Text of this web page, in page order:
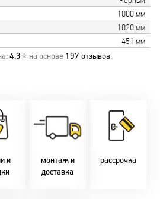
1000 мм
1020 мм
451 мм
4.3⭐ на основе 197 отзывов.
и
- 2%
-
- 10%
монтаж и
доставка
фурнитуры.
Качественный
монтаж дверей,
окон и мебели.
Беларуси.
В удобное для Вас
рассрочка
Микс
2-36 мес
Магнит-5 мес.
Смарт - 4 мес.
FUN - 4 мес.